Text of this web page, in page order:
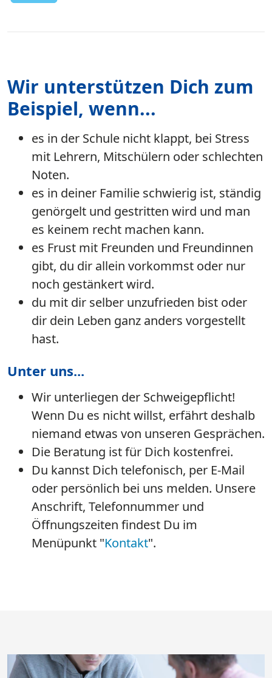
Wir unterstützen Dich zum
Beispiel, wenn...
es in der Schule nicht klappt, bei Stress
mit Lehrern, Mitschülern oder schlechten
Noten.
es in deiner Familie schwierig ist, ständig
genörgelt und gestritten wird und man
es keinem recht machen kann.
es Frust mit Freunden und Freundinnen
gibt, du dir allein vorkommst oder nur
noch gestänkert wird.
du mit dir selber unzufrieden bist oder
dir dein Leben ganz anders vorgestellt
hast.
Unter uns...
Wir unterliegen der Schweigepflicht!
Wenn Du es nicht willst, erfährt deshalb
niemand etwas von unseren Gesprächen.
Die Beratung ist für Dich kostenfrei.
Du kannst Dich telefonisch, per E-Mail
oder persönlich bei uns melden. Unsere
Anschrift, Telefonnummer und
Öffnungszeiten findest Du im
Menüpunkt "Kontakt".